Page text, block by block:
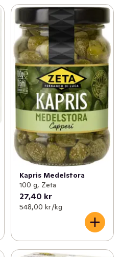
Kapris Medelstora
100 g, Zeta
27,40 kr
548,00 kr /kg